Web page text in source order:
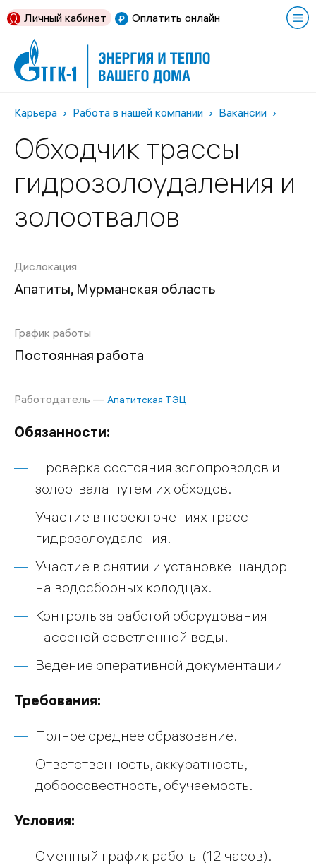
Оплатить онлайн
Личный кабинет
Карьера Работа в нашей компании Вакансии
Обходчик трассы
гидрозолоудаления и
золоотвалов
Дислокация
Апатиты, Мурманская область
График работы
Постоянная работа
Работодатель — Апатитская ТЭЦ
Обязанности:
Проверка состояния золопроводов и
золоотвала путем их обходов.
Участие в переключениях трасс
гидрозолоудаления.
Участие в снятии и установке шандор
на водосборных колодцах.
Контроль за работой оборудования
насосной осветленной воды.
Ведение оперативной документации
Требования:
Полное среднее образование.
Ответственность, аккуратность,
добросовестность, обучаемость.
Условия:
Сменный график работы (12 часов).